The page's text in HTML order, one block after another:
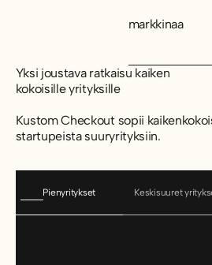
markkinaa
Yksi joustava ratkaisu kaiken
kokoisille yrityksille
Kustom Checkout sopii
startupeista suuryrityksiin.
Pienyritykset Keskisuuret